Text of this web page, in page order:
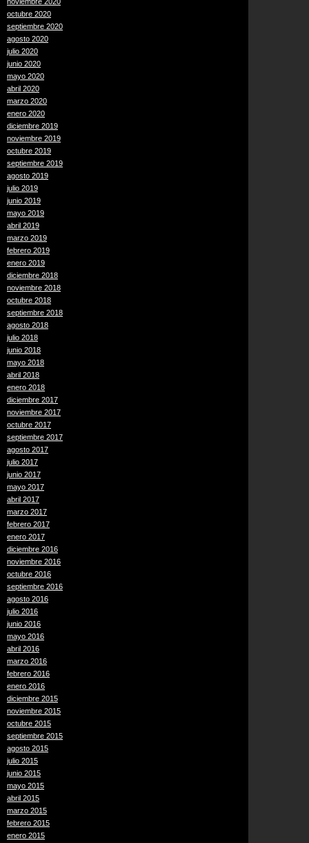
octubre 2020
septiembre 2020
agosto 2020
julio 2020
junio 2020
mayo 2020
abril 2020
marzo 2020
enero 2020
diciembre 2019
noviembre 2019
octubre 2019
septiembre 2019
agosto 2019
julio 2019
junio 2019
mayo 2019
abril 2019
marzo 2019
febrero 2019
enero 2019
diciembre 2018
noviembre 2018
octubre 2018
septiembre 2018
agosto 2018
julio 2018
junio 2018
mayo 2018
abril 2018
enero 2018
diciembre 2017
noviembre 2017
octubre 2017
septiembre 2017
agosto 2017
julio 2017
junio 2017
mayo 2017
abril 2017
marzo 2017
febrero 2017
enero 2017
diciembre 2016
noviembre 2016
octubre 2016
septiembre 2016
agosto 2016
julio 2016
junio 2016
mayo 2016
abril 2016
marzo 2016
febrero 2016
enero 2016
diciembre 2015
noviembre 2015
octubre 2015
septiembre 2015
agosto 2015
julio 2015
junio 2015
mayo 2015
abril 2015
marzo 2015
febrero 2015
enero 2015